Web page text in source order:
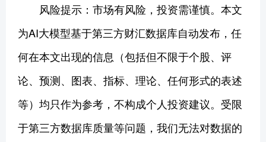
风险提示：市场有风险，投资需谨慎。本文
为AI大模型基于第三方财汇数据库自动发布，任
何在本文出现的信息（包括但不限于个股、评
论、预测、图表、指标、理论、任何形式的表述
等）均只作为参考，不构成个人投资建议。受限
于第三方数据库质量等问题，我们无法对数据的